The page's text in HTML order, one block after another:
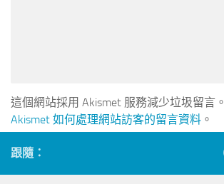
這個網站採用 Akismet 服務減少垃圾留言。
Akismet 如何處理網站訪客的留言資料 。
跟隨：